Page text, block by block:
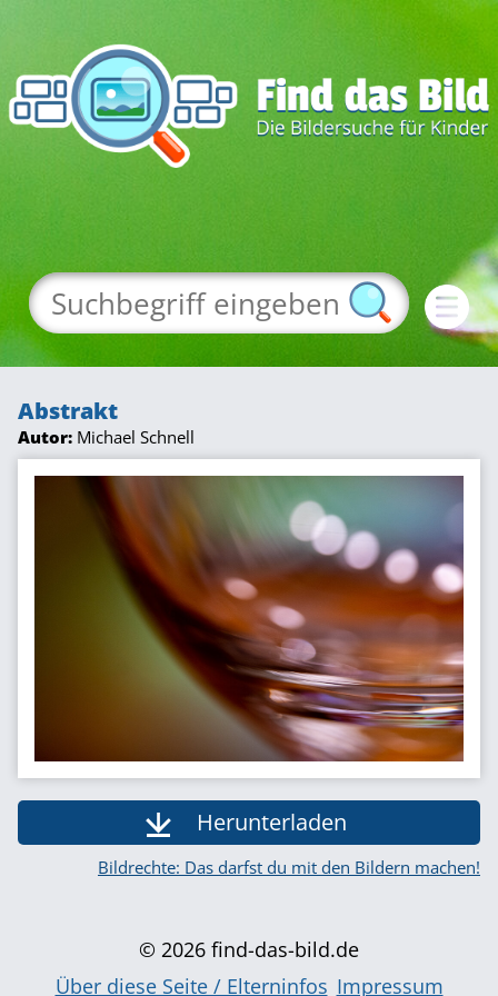
Abstrakt
Autor: Michael Schnell
Herunterladen
Bildrechte: Das darfst du mit den Bildern machen!
© 2026 find-das-bild.de
Über diese Seite / Elterninfos Impressum